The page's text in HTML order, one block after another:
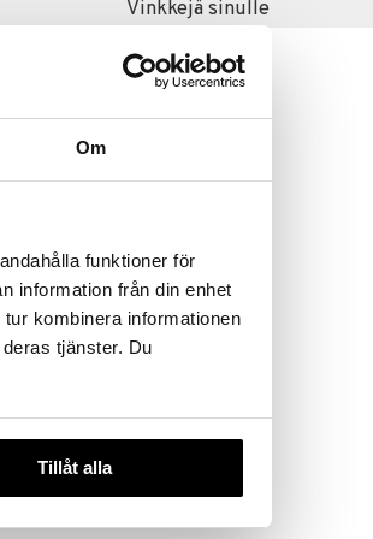
Om
funktioner för
information från din enhet
kombinera informationen
tjänster. Du
Tillåt alla
Vinkkejä sinulle